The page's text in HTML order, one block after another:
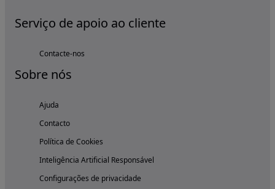
Serviço de apoio ao cliente
Contacte-nos
Sobre nós
Ajuda
Contacto
Política de Cookies
Inteligência Artificial Responsável
Configurações de privacidade